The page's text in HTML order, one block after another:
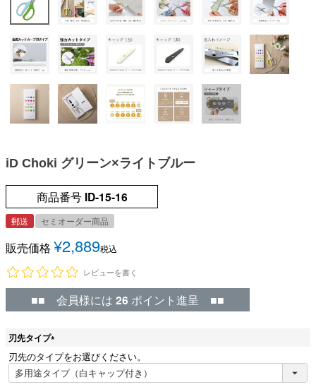
iD Choki グリーン×ライトブルー
商品番号 ID-15-16
郵送 セミオーダー商品
販売価格 ¥2,889税込
レビューを書く
■■ 会員様には 26 ポイント進呈 ■■
刃先タイプ
(
必
須
刃先のタイプをお選びください。